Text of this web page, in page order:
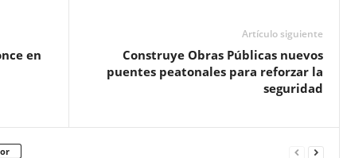
en
Artículo siguiente
Construye Obras Públicas nuevos
puentes peatonales para reforzar la
seguridad